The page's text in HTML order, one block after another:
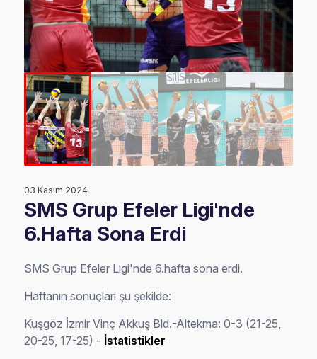
03 Kasım 2024
SMS Grup Efeler Ligi'nde
6.Hafta Sona Erdi
SMS Grup Efeler Ligi'nde 6.hafta sona erdi.
Haftanın sonuçları şu şekilde:
Kuşgöz İzmir Vinç Akkuş Bld.-Altekma: 0-3 (21-25,
20-25, 17-25) - İstatistikler